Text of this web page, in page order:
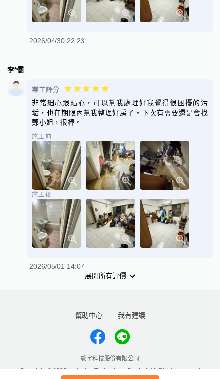
2026/04/30 22:23
李*儒
業主評分
非常細心跟貼心，可以幫我處理好我覺得很困擾的污
垢，也在期限內幫我整理好房子。下次有需要還是會找
鄭小姐，很棒。
施工前
施工後
2026/05/01 14:07
展開所有評價
幫助中心 我有建議
數字科技股份有限公司
Copyright © 2025 by Addcn Technology Co., Ltd. All Rights reserved